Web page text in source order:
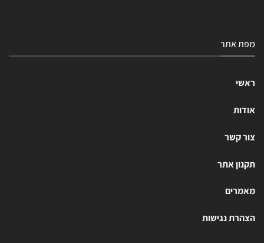
מפת אתר
ראשי
אודות
צור קשר
תקנון אתר
מאמרים
הצהרת נגישות